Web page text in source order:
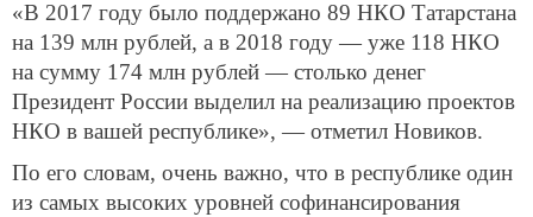
«В 2017 году было поддержано 89 НКО Татарстана
на 139 млн рублей, а в 2018 году — уже 118 НКО
на сумму 174 млн рублей — столько денег
Президент России выделил на реализацию проектов
НКО в вашей республике», — отметил Новиков.
По его словам, очень важно, что в республике один
из самых высоких уровней софинансирования